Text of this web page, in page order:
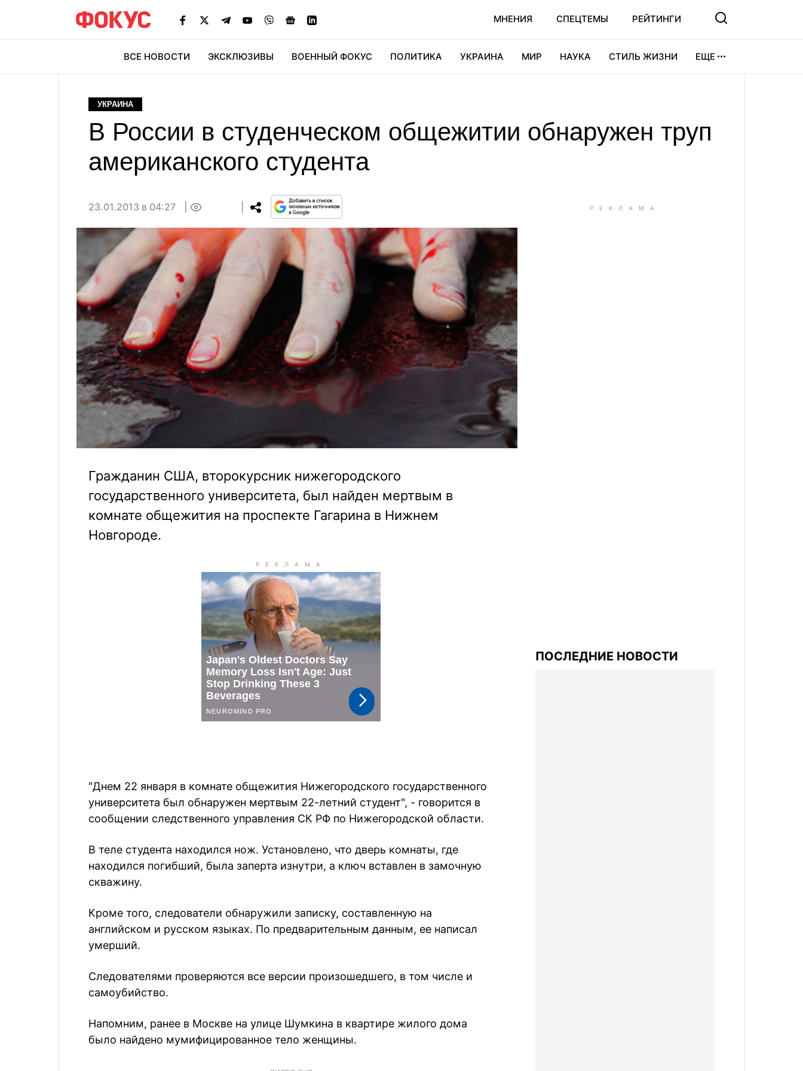
МНЕНИЯ СПЕЦТЕМЫ РЕЙТИНГИ
ВСЕ НОВОСТИ ЭКСКЛЮЗИВЫ ВОЕННЫЙ ФОКУС ПОЛИТИКА УКРАИНА МИР НАУКА СТИЛЬ ЖИЗНИ ЕЩЕ
УКРАИНА
В России в студенческом общежитии обнаружен труп
американского студента
23.01.2013 в 04:27
Гражданин США, второкурсник нижегородского
государственного университета, был найден мертвым в
комнате общежития на проспекте Гагарина в Нижнем
Новгороде.
"Днем 22 января в комнате общежития Нижегородского государственного
университета был обнаружен мертвым 22-летний студент", - говорится в
сообщении следственного управления СК РФ по Нижегородской области.
В теле студента находился нож. Установлено, что дверь комнаты, где
находился погибший, была заперта изнутри, а ключ вставлен в замочную
скважину.
Кроме того, следователи обнаружили записку, составленную на
английском и русском языках. По предварительным данным, ее написал
умерший.
Следователями проверяются все версии произошедшего, в том числе и
самоубийство.
Напомним, ранее в Москве на улице Шумкина в квартире жилого дома
было найдено мумифицированное тело женщины.
ПОСЛЕДНИЕ НОВОСТИ